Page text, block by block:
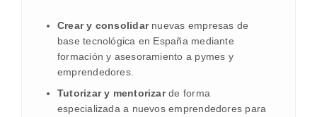
Crear y consolidarnuevas empresas de
base tecnológica en España mediante
formación y asesoramiento a pymes y
emprendedores.
Tutorizar y mentorizarde forma
especializada a nuevos emprendedores para